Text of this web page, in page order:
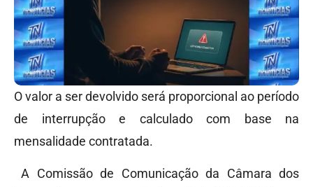
O valor a ser devolvido será proporcional ao período
de interrupção e calculado com base na
mensalidade contratada.
A Comissão de Comunicação da Câmara dos